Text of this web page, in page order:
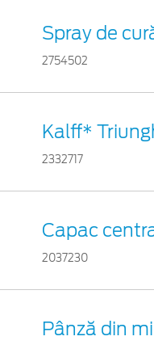
Spray de
2754502
Kalff*
2332717
Capac
2037230
Pânză din